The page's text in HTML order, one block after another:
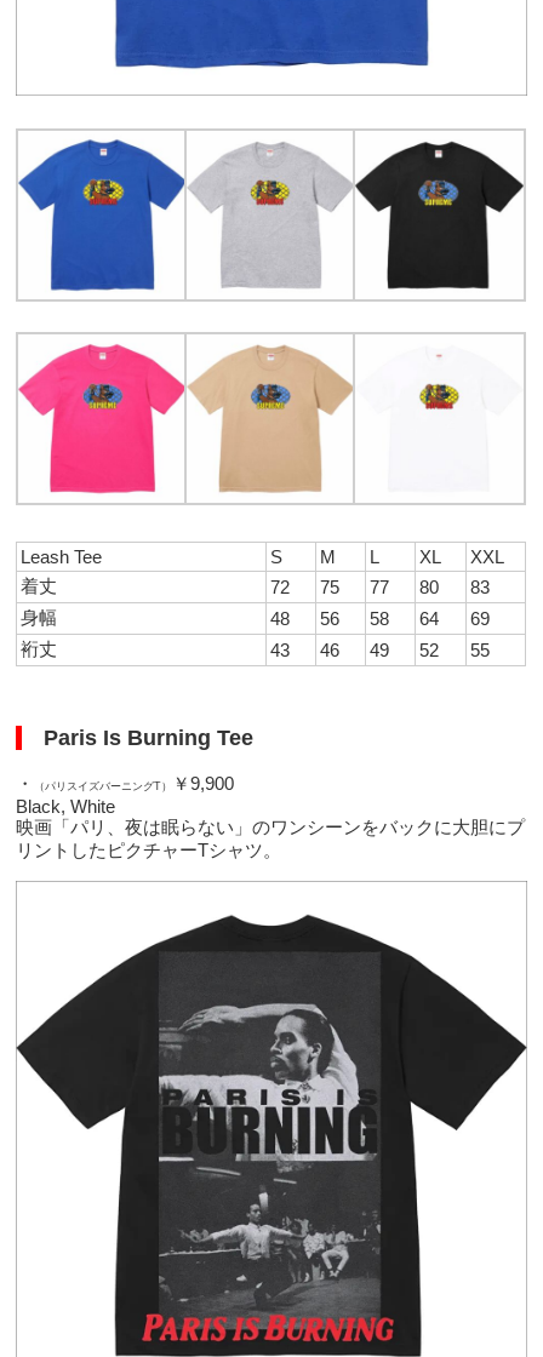
Leash Tee S M L XL
XXL
着丈
72 75 77 80
83
身幅
48 56 58 64
69
裄丈
43 46 49 52 55
Paris Is Burning Tee
・ （パリスイズバーニングT）
￥9,900
Black, White
映画「パリ、夜は眠らない」のワンシーンをバックに大胆にプ
リントしたピクチャーTシャツ。